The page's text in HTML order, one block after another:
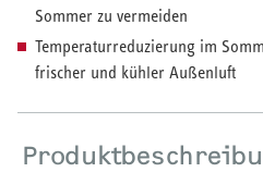
HEIZEN UND KÜHLEN
Sommer zu vermeiden
Temperaturreduzierung im
frischer und kühler Außenluft